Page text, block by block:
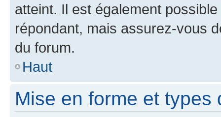
atteint. Il est également
répondant, mais assurez-vous
du forum.
Haut
Mise en forme et types